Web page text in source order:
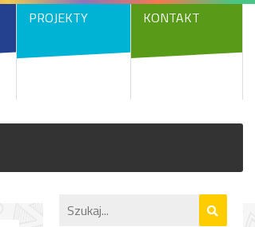
PROJEKTY KONTAKT